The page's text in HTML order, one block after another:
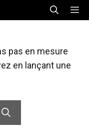
pas en mesure
en lançant une